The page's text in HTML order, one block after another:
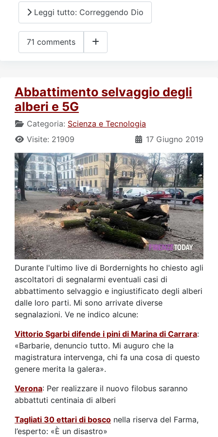
Leggi tutto: Correggendo Dio
71 comments
Abbattimento selvaggio degli
alberi e 5G
Categoria: Scienza e Tecnologia
17 Giugno 2019
Visite: 21909
Durante l'ultimo live di Bordernights ho chiesto agli
ascoltatori di segnalarmi eventuali casi di
abbattimento selvaggio e ingiustificato degli alberi
dalle loro parti. Mi sono arrivate diverse
segnalazioni. Ve ne indico alcune:
Vittorio Sgarbi difende i pini di Marina di Carrara:
«Barbarie, denuncio tutto. Mi auguro che la
magistratura intervenga, chi fa una cosa di questo
genere merita la galera».
Verona: Per realizzare il nuovo filobus saranno
abbattuti centinaia di alberi
Tagliati 30 ettari di bosco nella riserva del Farma,
l’esperto: «È un disastro»